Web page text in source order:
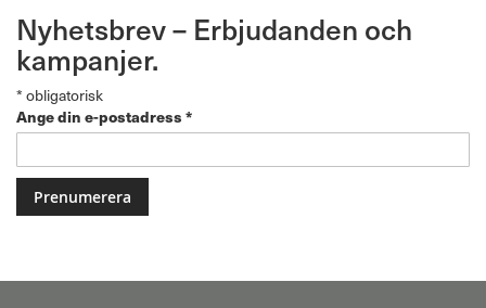
Nyhetsbrev – Erbjudanden och
kampanjer.
* obligatorisk
Ange din e-postadress *